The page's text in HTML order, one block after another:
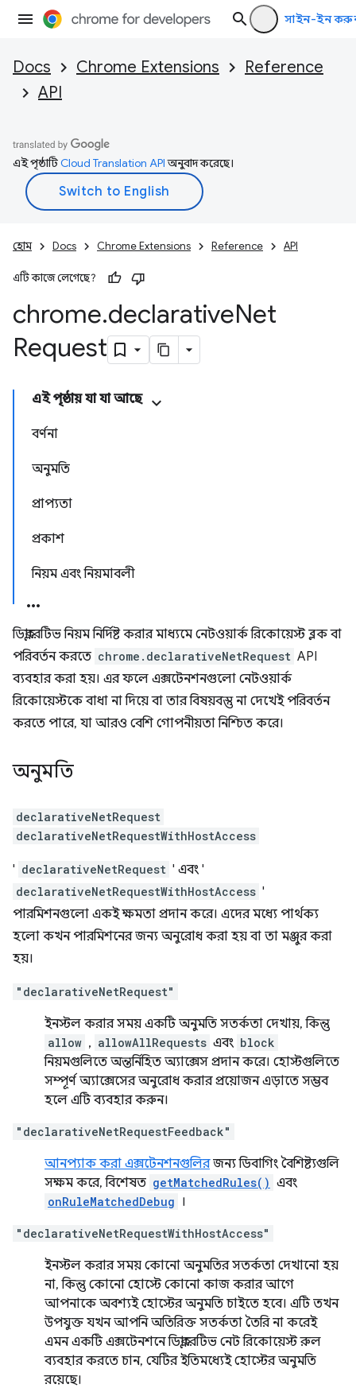
সাইন-ইন
Docs Chrome Extensions
Reference
API
এই পৃষ্ঠাটিCloud Translation APIঅনুবাদ করেছে।
হোম Docs Chrome Extensions Reference API
এটি কাজে লেগেছে?
chrome.declarativeNet
Request
এই পৃষ্ঠায় যা যা আছে
বর্ণনা
অনুমতি
প্রাপ্যতা
প্রকাশ
নিয়ম এবং নিয়মাবলী
ডিক্লারেটিভ নিয়ম নির্দিষ্ট করার মাধ্যমে নেটওয়ার্ক রিকোয়েস্ট ব্লক বা
পরিবর্তন করতে chrome.declarativeNetRequest API
ব্যবহার করা হয়। এর ফলে এক্সটেনশনগুলো নেটওয়ার্ক
রিকোয়েস্টকে বাধা না দিয়ে বা তার বিষয়বস্তু না দেখেই পরিবর্তন
করতে পারে, যা আরও বেশি গোপনীয়তা নিশ্চিত করে।
অনুমতি
declarativeNetRequest
declarativeNetRequestWithHostAccess
' declarativeNetRequest ' এবং '
declarativeNetRequestWithHostAccess '
পারমিশনগুলো একই ক্ষমতা প্রদান করে। এদের মধ্যে পার্থক্য
হলো কখন পারমিশনের জন্য অনুরোধ করা হয় বা তা মঞ্জুর করা
হয়।
"declarativeNetRequest"
ইনস্টল করার সময় একটি অনুমতি সতর্কতা দেখায়, কিন্তু
allow , allowAllRequests এবং block
নিয়মগুলিতে অন্তর্নিহিত অ্যাক্সেস প্রদান করে। হোস্টগুলিতে
সম্পূর্ণ অ্যাক্সেসের অনুরোধ করার প্রয়োজন এড়াতে সম্ভব
হলে এটি ব্যবহার করুন।
"declarativeNetRequestFeedback"
আনপ্যাক করা এক্সটেনশনগুলিরজন্য ডিবাগিং বৈশিষ্ট্যগুলি
সক্ষম করে, বিশেষত getMatchedRules() এবং
onRuleMatchedDebug ।
"declarativeNetRequestWithHostAccess"
ইনস্টল করার সময় কোনো অনুমতির সতর্কতা দেখানো হয়
না, কিন্তু কোনো হোস্টে কোনো কাজ করার আগে
আপনাকে অবশ্যই হোস্টের অনুমতি চাইতে হবে। এটি তখন
উপযুক্ত যখন আপনি অতিরিক্ত সতর্কতা তৈরি না করেই
এমন একটি এক্সটেনশনে ডিক্লারেটিভ নেট রিকোয়েস্ট রুল
ব্যবহার করতে চান, যেটির ইতিমধ্যেই হোস্টের অনুমতি
রয়েছে।